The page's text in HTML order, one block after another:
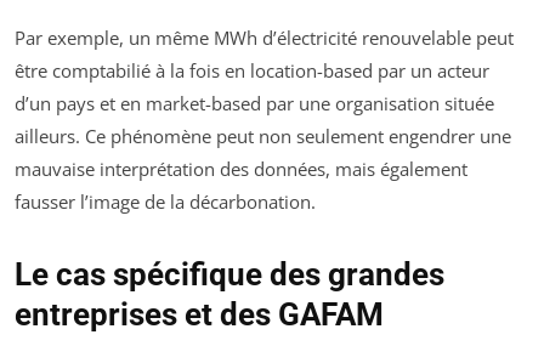
Par exemple, un même MWh d’électricité renouvelable peut
être comptabilié à la fois en location-based par un acteur
d’un pays et en market-based par une organisation située
ailleurs. Ce phénomène peut non seulement engendrer une
mauvaise interprétation des données, mais également
fausser l’image de la décarbonation.
Le cas spécifique des grandes
entreprises et des GAFAM